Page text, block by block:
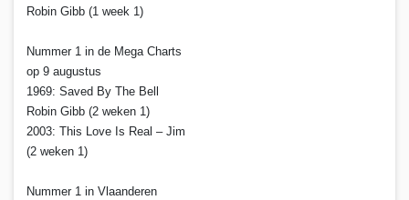
Robin Gibb (1 week 1)
Nummer 1 in de Mega Charts
op 9 augustus
1969: Saved By The Bell
Robin Gibb (2 weken 1)
2003: This Love Is Real – Jim
(2 weken 1)
Nummer 1 in Vlaanderen